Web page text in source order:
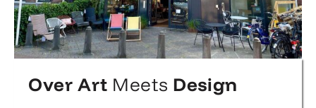
Over Art Meets Design